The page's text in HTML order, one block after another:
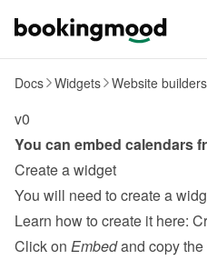
Docs Widgets Website builders
v0
You can embed calendars
Create a widget
You will need to create a
Learn how to create it here:
Click on Embed and copy the